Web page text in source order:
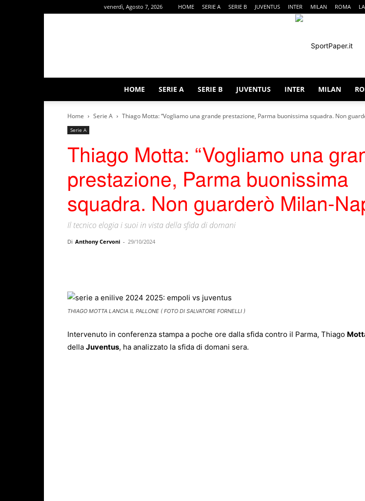
venerdì, Agosto 7, 2026 HOME SERIE A SERIE B JUVENTUS INTER MILAN ROMA
HOME SERIE A SERIE B JUVENTUS INTER MILAN
Home Serie A Thiago Motta: “Vogliamo una grande prestazione, Parma buonissima squadra. Non
Serie A
Thiago Motta: “Vogliamo una
prestazione, Parma buonissima
squadra. Non guarderò Milan-
Il tecnico elogia i suoi in vista della sfida di domani
Di Anthony Cervoni - 29/10/2024
THIAGO MOTTA LANCIA IL PALLONE ( FOTO DI SALVATORE FORNELLI )
Intervenuto in conferenza stampa a poche ore dalla sfida contro il Parma, Thiago
della Juventus, ha analizzato la sfida di domani sera.